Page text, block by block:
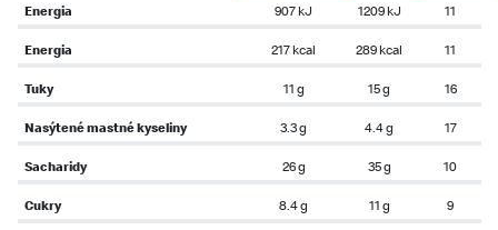
Energia
907 kJ 1209 kJ 11
Energia 217 kcal 289 kcal 11
Tuky 11 g 15 g 16
Nasýtené mastné kyseliny 3.3 g 4.4 g 17
Sacharidy 26 g 35 g 10
Cukry 8.4 g 11 g 9